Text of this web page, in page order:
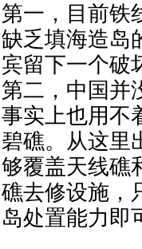
第一，目前铁
缺乏填海造岛
宾留下一个破
第二，中国并
事实上也用不
碧礁。从这里
够覆盖天线礁
礁去修设施，
岛处置能力即